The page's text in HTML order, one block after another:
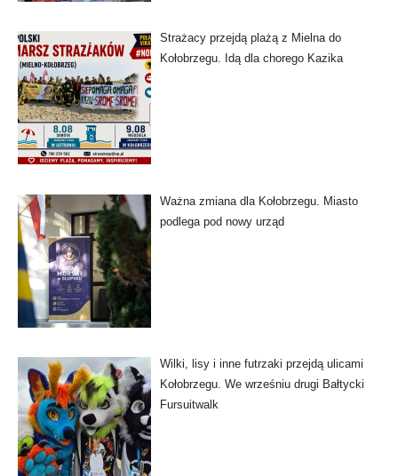
Strażacy przejdą plażą z Mielna do
Kołobrzegu. Idą dla chorego Kazika
Ważna zmiana dla Kołobrzegu. Miasto
podlega pod nowy urząd
Wilki, lisy i inne futrzaki przejdą ulicami
Kołobrzegu. We wrześniu drugi Bałtycki
Fursuitwalk